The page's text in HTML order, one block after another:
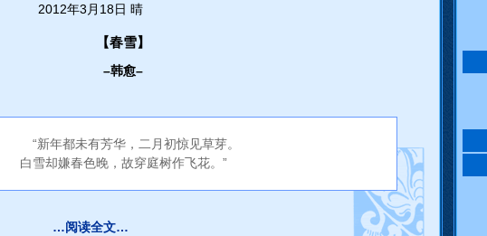
2012年3月18日 晴
【春雪】
–韩愈–
“新年都未有芳华，二月初惊见草芽。
白雪却嫌春色晚，故穿庭树作飞花。”
…阅读全文…